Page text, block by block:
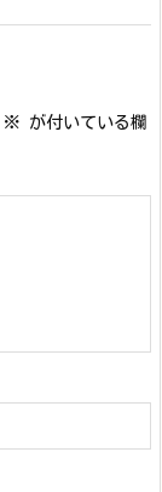
※ が付いている欄